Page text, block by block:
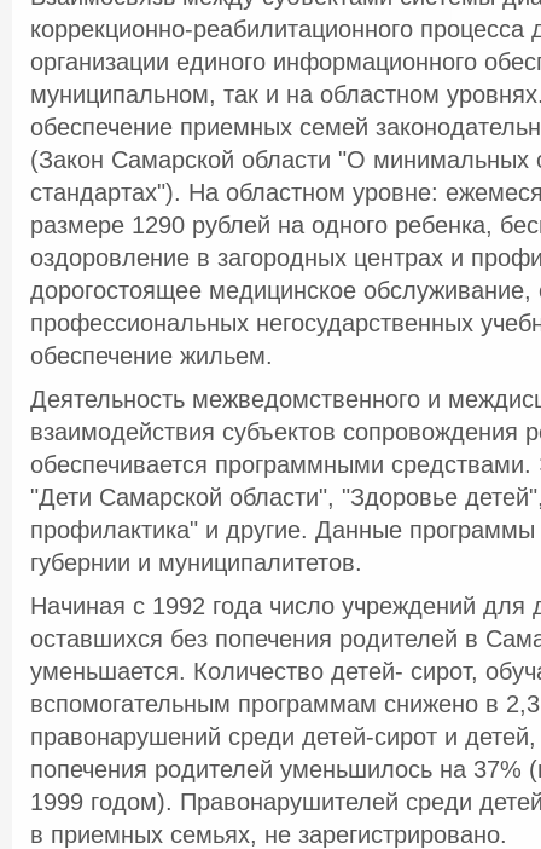
коррекционно-реабилитационного процесса
организации единого информационного
муниципальном, так и на областном
обеспечение приемных семей
(Закон Самарской области "О минимальных
стандартах"). На областном уровне:
размере 1290 рублей на одного ребенка,
оздоровление в загородных центрах и
дорогостоящее медицинское обслуживание,
профессиональных негосударственных
обеспечение жильем.
Деятельность межведомственного и
взаимодействия субъектов сопровождения
обеспечивается программными
"Дети Самарской области", "Здоровье
профилактика" и другие. Данные
губернии и муниципалитетов.
Начиная с 1992 года число учреждений для
оставшихся без попечения родителей в
уменьшается. Количество детей- сирот,
вспомогательным программам снижено в
правонарушений среди детей-сирот и
попечения родителей уменьшилось на 37%
1999 годом). Правонарушителей среди
в приемных семьях, не зарегистрировано.